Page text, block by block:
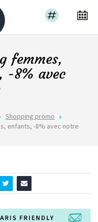
Shopping promo
enfants, -8% avec notre
femmes,
-8% avec